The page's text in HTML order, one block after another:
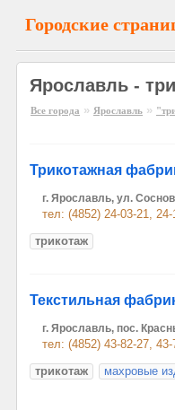
Городские
Ярославль -
Все города » Ярославль »
Трикотажная
г. Ярославль, ул.
тел: (4852) 24-03-21, 24-
трикотаж
Текстильная
г. Ярославль, пос.
тел: (4852) 43-82-27,
трикотаж
махровые